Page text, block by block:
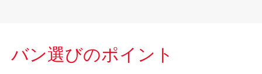
バン選びのポイント